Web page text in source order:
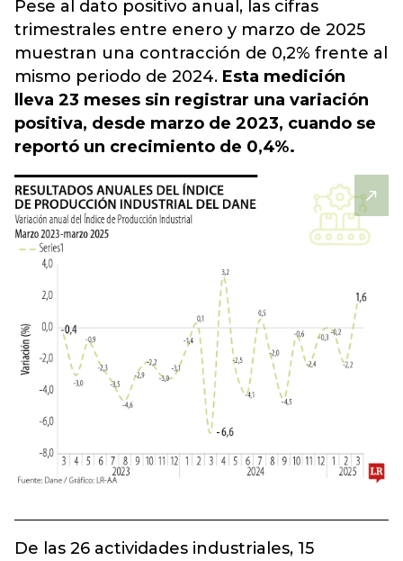
Pese al dato positivo anual, las cifras
trimestrales entre enero y marzo de 2025
muestran una contracción de 0,2% frente al
mismo periodo de 2024. Esta medición
lleva 23 meses sin registrar una variación
positiva, desde marzo de 2023, cuando se
reportó un crecimiento de 0,4%.
De las 26 actividades industriales, 15